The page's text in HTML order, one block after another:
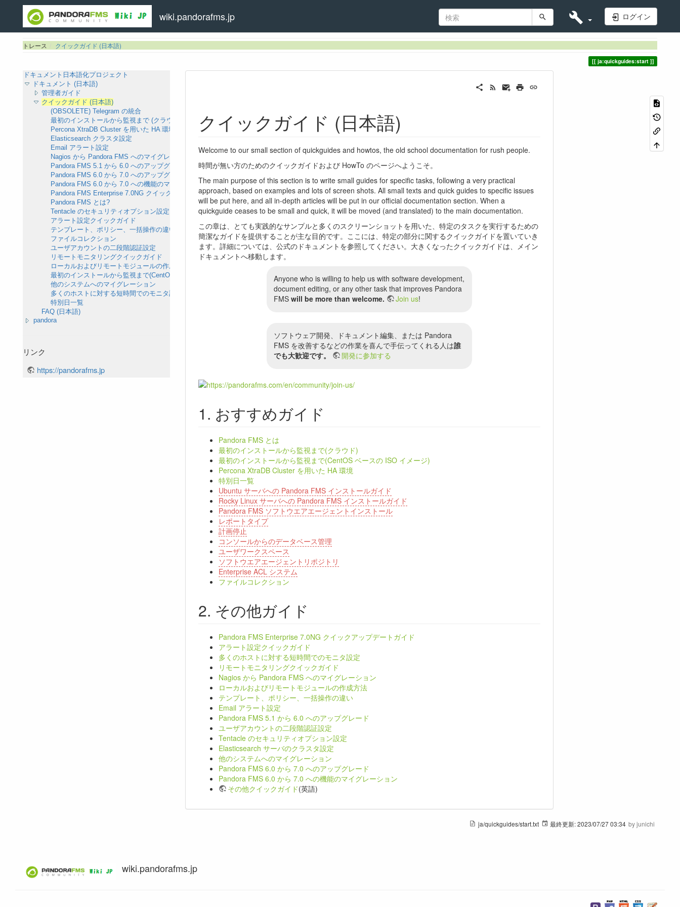
wiki.pandorafms.jp ログイン
トレース クイックガイド (日本語)
ja:quickguides:start
ドキュメント日本語化プロジェクト
ドキュメント (日本語)
管理者ガイド
クイックガイド (日本語)
(OBSOLETE) Telegram の統合
最初のインストールから監視まで (クラウド)
Percona XtraDB Cluster を用いた HA 環境
Elasticsearch クラスタ設定
Email アラート設定
Nagios から Pandora FMS へのマイグレーション
Pandora FMS 5.1 から 6.0 へのアップグレード
Pandora FMS 6.0 から 7.0 へのアップグレード
Pandora FMS 6.0 から 7.0 への機能のマイグレーション
Pandora FMS Enterprise 7.0NG クイックアップデートガイド
Pandora FMS とは?
Tentacle のセキュリティオプション設定
アラート設定クイックガイド
テンプレート、ポリシー、一括操作の違い
ファイルコレクション
ユーザアカウントの二段階認証設定
リモートモニタリングクイックガイド
ローカルおよびリモートモジュールの作成方法
最初のインストールから監視まで(CentOS ベースの ISO イメージ)
他のシステムへのマイグレーション
多くのホストに対する短時間でのモニタ設定
特別日一覧
FAQ (日本語)
pandora
リンク
https://pandorafms.jp
クイックガイド (日本語)
Welcome to our small section of quickguides and howtos, the old school documentation for rush people.
時間が無い方のためのクイックガイドおよび HowTo のページへようこそ。
The main purpose of this section is to write small guides for specific tasks, following a very practical
approach, based on examples and lots of screen shots. All small texts and quick guides to specific issues
will be put here, and all in-depth articles will be put in our official documentation section. When a
quickguide ceases to be small and quick, it will be moved (and translated) to the main documentation.
この章は、とても実践的なサンプルと多くのスクリーンショットを用いた、特定のタスクを実行するための
簡潔なガイドを提供することが主な目的です。ここには、特定の部分に関するクイックガイドを置いていき
ます。詳細については、公式のドキュメントを参照してください。大きくなったクイックガイドは、メイン
ドキュメントへ移動します。
Anyone who is willing to help us with software development,
document editing, or any other task that improves Pandora
FMS will be more than welcome. Join us!
ソフトウェア開発、ドキュメント編集、または Pandora
FMS を改善するなどの作業を喜んで手伝ってくれる人は誰
でも大歓迎です。
開発に参加する
おすすめガイド
Pandora FMS とは
最初のインストールから監視まで(クラウド)
最初のインストールから監視まで(CentOS ベースの ISO イメージ)
Percona XtraDB Cluster を用いた HA 環境
特別日一覧
Ubuntu サーバへの Pandora FMS インストールガイド
Rocky Linux サーバへの Pandora FMS インストールガイド
Pandora FMS ソフトウエアエージェントインストール
レポートタイプ
計画停止
コンソールからのデータベース管理
ユーザワークスペース
ソフトウエアエージェントリポジトリ
Enterprise ACL システム
ファイルコレクション
その他ガイド
Pandora FMS Enterprise 7.0NG クイックアップデートガイド
アラート設定クイックガイド
多くのホストに対する短時間でのモニタ設定
リモートモニタリングクイックガイド
Nagios から Pandora FMS へのマイグレーション
ローカルおよびリモートモジュールの作成方法
テンプレート、ポリシー、一括操作の違い
Email アラート設定
Pandora FMS 5.1 から 6.0 へのアップグレード
ユーザアカウントの二段階認証設定
Tentacle のセキュリティオプション設定
Elasticsearch サーバのクラスタ設定
他のシステムへのマイグレーション
Pandora FMS 6.0 から 7.0 へのアップグレード
Pandora FMS 6.0 から 7.0 への機能のマイグレーション
その他クイックガイド(英語)
ja/quickguides/start.txt 最終更新:2023/07/27 03:34 byjunichi
wiki.pandorafms.jp